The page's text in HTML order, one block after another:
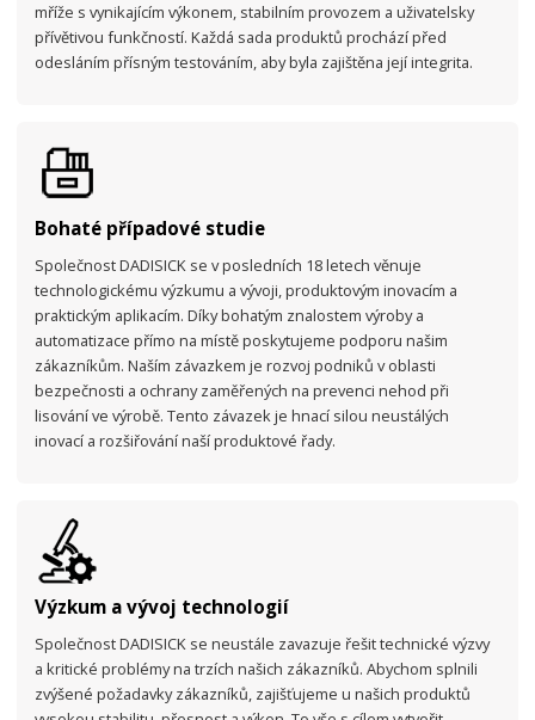
mříže s vynikajícím výkonem, stabilním provozem a uživatelsky
přívětivou funkčností. Každá sada produktů prochází před
odesláním přísným testováním, aby byla zajištěna její integrita.
Bohaté případové studie
Společnost DADISICK se v posledních 18 letech věnuje
technologickému výzkumu a vývoji, produktovým inovacím a
praktickým aplikacím. Díky bohatým znalostem výroby a
automatizace přímo na místě poskytujeme podporu našim
zákazníkům. Naším závazkem je rozvoj podniků v oblasti
bezpečnosti a ochrany zaměřených na prevenci nehod při
lisování ve výrobě. Tento závazek je hnací silou neustálých
inovací a rozšiřování naší produktové řady.
Výzkum a vývoj technologií
Společnost DADISICK se neustále zavazuje řešit technické výzvy
a kritické problémy na trzích našich zákazníků. Abychom splnili
zvýšené požadavky zákazníků, zajišťujeme u našich produktů